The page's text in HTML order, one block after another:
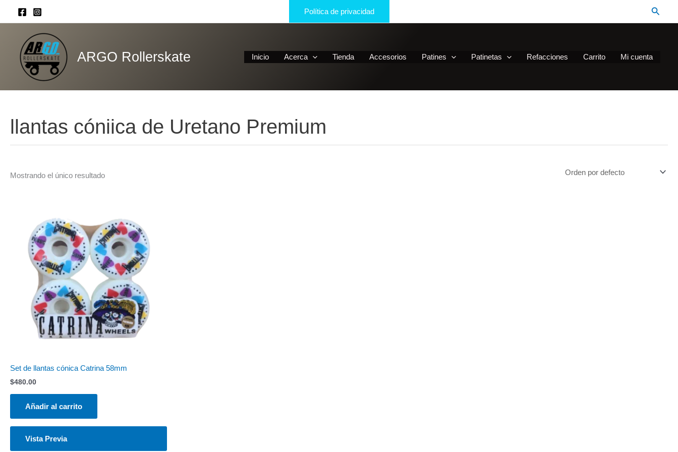
Política de privacidad
ARGO Rollerskate Inicio Acerca Tienda Accesorios Patines Patinetas Refacciones Carrito Mi cuenta
llantas cóniica de Uretano Premium
Mostrando el único resultado
Set de llantas cónica Catrina 58mm
$480.00
Añadir al carrito
Vista Previa